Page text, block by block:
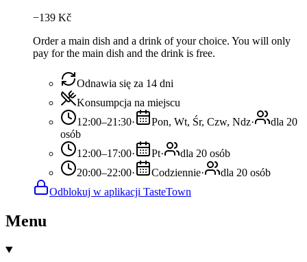
−139 Kč
Order a main dish and a drink of your choice. You will only
pay for the main dish and the drink is free.
Odnawia się za 14 dni
Konsumpcja na miejscu
12:00–21:30· Pon, Wt, Śr, Czw, Ndz·
dla 20
osób
12:00–17:00· Pt·
dla 20 osób
20:00–22:00· Codziennie·
dla 20 osób
Odblokuj w aplikacji TasteTown
Menu